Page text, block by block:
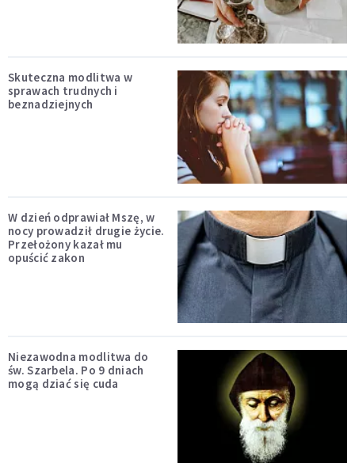
Skuteczna modlitwa w
sprawach trudnych i
beznadziejnych
W dzień odprawiał Mszę, w
nocy prowadził drugie życie.
Przełożony kazał mu
opuścić zakon
Niezawodna modlitwa do
św. Szarbela. Po 9 dniach
mogą dziać się cuda